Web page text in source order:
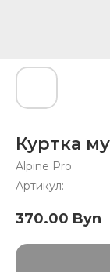
Куртка
Alpine Pro
Артикул:
370.00 Byn